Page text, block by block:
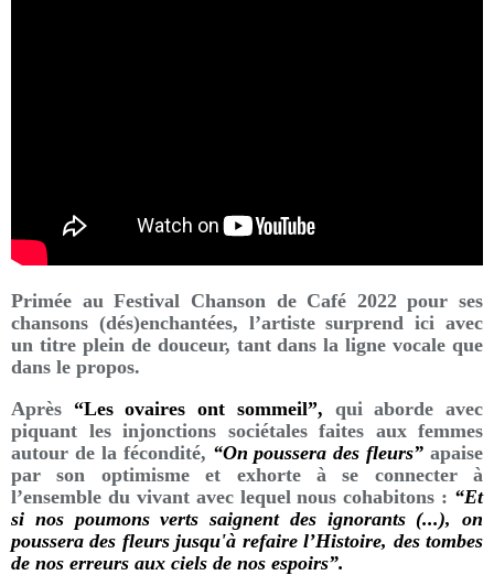
Primée au Festival Chanson de Café 2022 pour ses
chansons (dés)enchantées, l’artiste surprend ici avec
un titre plein de douceur, tant dans la ligne vocale que
dans le propos.
Après “Les ovaires ont sommeil”, qui aborde avec
piquant les injonctions sociétales faites aux femmes
autour de la fécondité, “On poussera des fleurs” apaise
par son optimisme et exhorte à se connecter à
l’ensemble du vivant avec lequel nous cohabitons : “Et
si nos poumons verts saignent des ignorants (...), on
poussera des fleurs jusqu'à refaire l’Histoire, des tombes
de nos erreurs aux ciels de nos espoirs”.